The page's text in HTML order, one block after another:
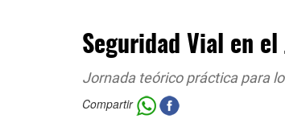
Seguridad Vial en el
Jornada teórico práctica para
Compartir